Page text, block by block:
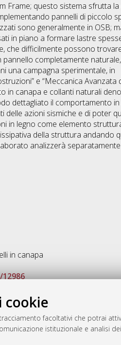
cookie
facoltativi che potrai
istituzionale e analisi
Frame; questo sistema sfrutta
pannelli di piccolo
sono generalmente in OSB;
in piano a formare lastre
che difficilmente possono
completamente
una campagna sperimentale, in
e “Meccanica Avanzata
in canapa e collanti naturali
dettagliato il comportamento
delle azioni sismiche e di poter
in legno come elemento
della struttura andando
analizzerà
in canapa